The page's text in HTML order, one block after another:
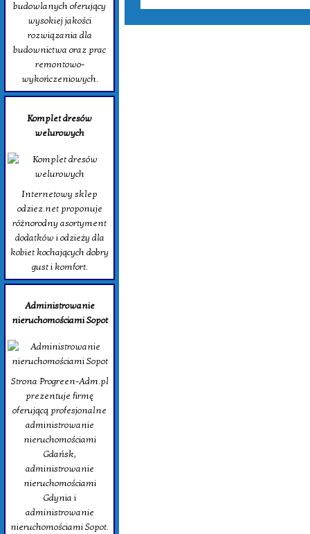
budowlanych oferujący
wysokiej jakości
rozwiązania dla
budownictwa oraz prac
remontowo-
wykończeniowych.
Komplet dresów
welurowych
Internetowy sklep
odziez.net proponuje
różnorodny asortyment
dodatków i odzieży dla
kobiet kochających dobry
gust i komfort.
Administrowanie
nieruchomościami Sopot
Strona Progreen-Adm.pl
prezentuje firmę
oferującą profesjonalne
administrowanie
nieruchomościami
Gdańsk,
administrowanie
nieruchomościami
Gdynia i
administrowanie
nieruchomościami Sopot.